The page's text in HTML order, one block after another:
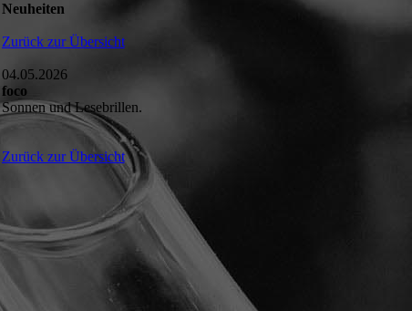
Neuheiten
Zurück zur Übersicht
04.05.2026
foco
Sonnen und Lesebrillen.
Zurück zur Übersicht